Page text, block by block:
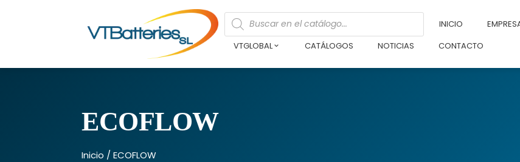
INICIO
VTGLOBAL
CATÁLOGOS NOTICIAS CONTACTO
ECOFLOW
Inicio / ECOFLOW